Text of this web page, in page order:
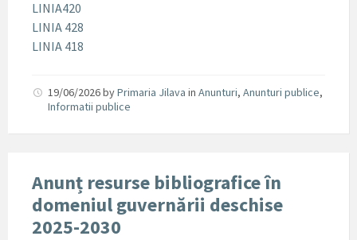
LINIA420
LINIA 428
LINIA 418
19/06/2026byPrimaria Jilava in Anunturi, Anunturi publice,
Informatii publice
Anunț resurse bibliografice în
domeniul guvernării deschise
2025-2030